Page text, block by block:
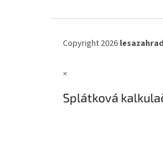
Copyright 2026
×
Splátková